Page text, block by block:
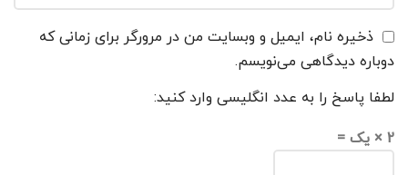
ذخیره نام، ایمیل و وبسایت من در مرورگر برای زمانی که
دوباره دیدگاهی می‌نویسم.
لطفا پاسخ را به عدد انگلیسی وارد کنید:
2 × یک =